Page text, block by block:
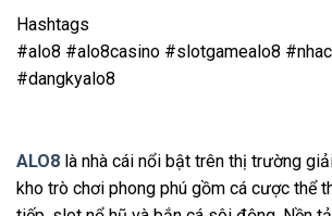
Hashtags
#alo8 #alo8casino #slotgamealo8
#dangkyalo8
ALO8 là nhà cái nổi bật trên thị trường
kho trò chơi phong phú gồm cá cược thể